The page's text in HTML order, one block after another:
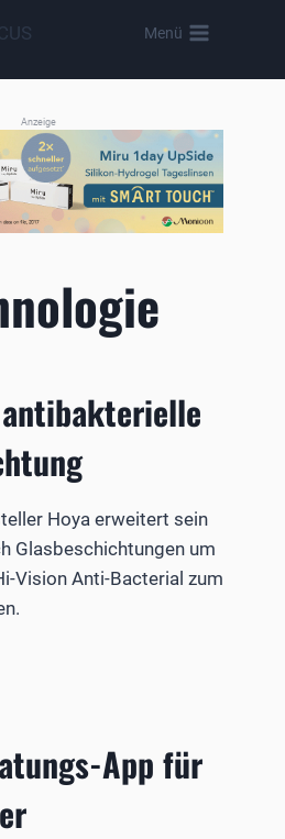
Menü
Anzeige
antibakterielle
Hoya erweitert sein
Glasbeschichtungen um
Vision Anti-Bacterial zum
App für